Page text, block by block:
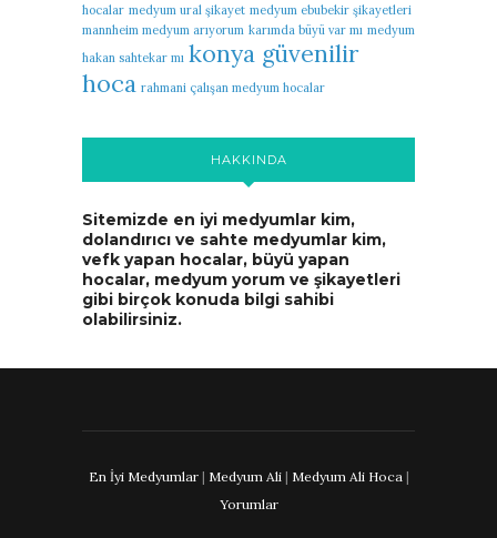
hocalar medyum ural şikayet medyum ebubekir şikayetleri
mannheim medyum arıyorum karımda büyü var mı medyum
hakan sahtekar mı konya güvenilir
hoca rahmani çalışan medyum hocalar
HAKKINDA
Sitemizde en iyi medyumlar kim,
dolandırıcı ve sahte medyumlar kim,
vefk yapan hocalar, büyü yapan
hocalar, medyum yorum ve şikayetleri
gibi birçok konuda bilgi sahibi
olabilirsiniz.
En İyi Medyumlar| Medyum Ali| Medyum Ali Hoca|
Yorumlar